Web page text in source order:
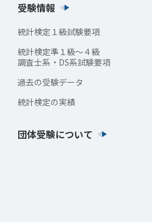
受験情報
統計検定１級試験要項
統計検定準１級〜４級
調査士系・DS系試験要項
過去の受験データ
統計検定の実績
団体受験について